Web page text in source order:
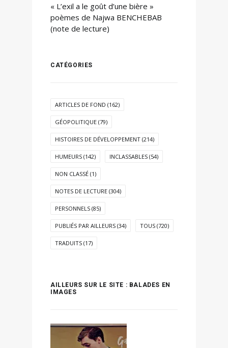
« L’exil a le goût d’une bière »
poèmes de Najwa BENCHEBAB
(note de lecture)
CATÉGORIES
ARTICLES DE FOND (162)
GÉOPOLITIQUE (79)
HISTOIRES DE DÉVELOPPEMENT (214)
HUMEURS (142) INCLASSABLES (54)
NON CLASSÉ (1)
NOTES DE LECTURE (304)
PERSONNELS (85)
PUBLIÉS PAR AILLEURS (34) TOUS (720)
TRADUITS (17)
AILLEURS SUR LE SITE : BALADES EN
IMAGES